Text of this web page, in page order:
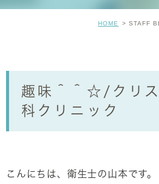
HOME STAFF
趣味＾＾☆/クリス
科クリニック
こんにちは、衛生士の山本です。